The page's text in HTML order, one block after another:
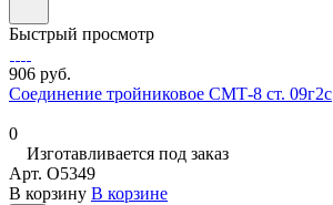
Быстрый просмотр
906 руб.
Соединение тройниковое СМТ-8 ст. 09г2с
0
Изготавливается под заказ
Арт. O5349
В корзину В корзине